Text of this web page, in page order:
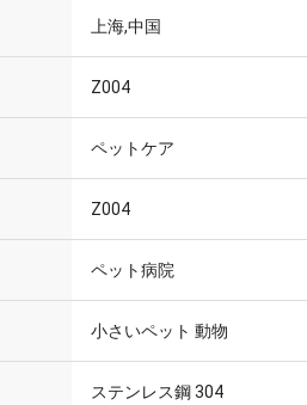
上海,中国
Z004
ペットケア
Z004
ペット病院
小さいペット 動物
ステンレス鋼 304